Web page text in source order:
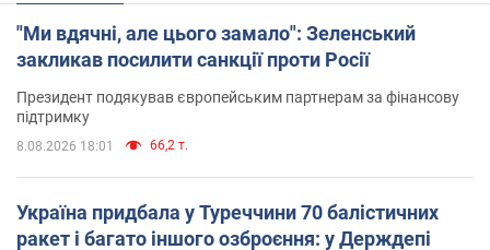
"Ми вдячні, але цього замало": Зеленський
закликав посилити санкції проти Росії
Президент подякував європейським партнерам за фінансову
підтримку
8.08.2026 18:01 66,2 т.
Україна придбала у Туреччини 70 балістичних
ракет і багато іншого озброєння: у Держдепі